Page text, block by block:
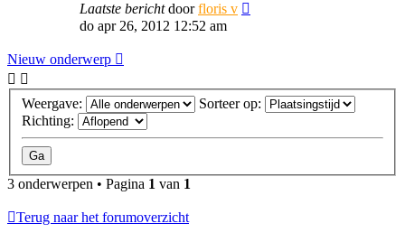
Laatste berichtdoorfloris v
do apr 26, 2012 12:52 am
Nieuw onderwerp
Weergave:
Sorteer op:
Richting:
3 onderwerpen • Pagina 1 van 1
Terug naar het forumoverzicht